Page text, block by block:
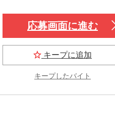
応募画面に進む
キープに追加
キープしたバイト